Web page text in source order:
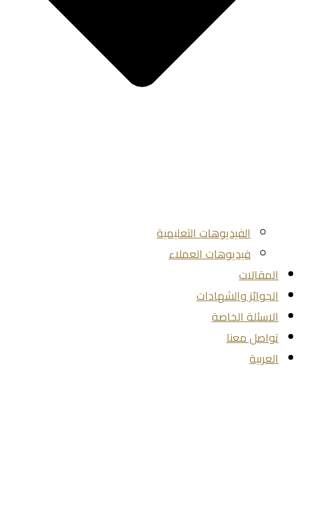
الفيديوهات التعليمية
فيديوهات العملاء
المقالات
الجوائز والشهادات
الاسئلة الخاصة
تواصل معنا
العربية